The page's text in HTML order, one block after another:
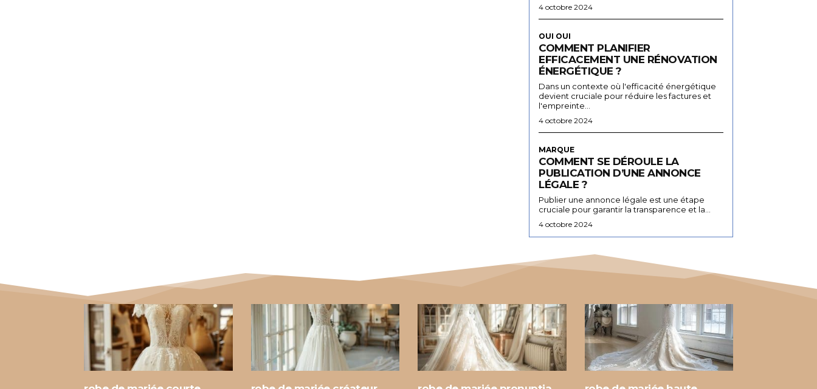
4 octobre 2024
OUI OUI
COMMENT PLANIFIER
EFFICACEMENT UNE RÉNOVATION
ÉNERGÉTIQUE ?
Dans un contexte où l'efficacité énergétique
devient cruciale pour réduire les factures et
l'empreinte...
4 octobre 2024
MARQUE
COMMENT SE DÉROULE LA
PUBLICATION D’UNE ANNONCE
LÉGALE ?
Publier une annonce légale est une étape
cruciale pour garantir la transparence et la...
4 octobre 2024